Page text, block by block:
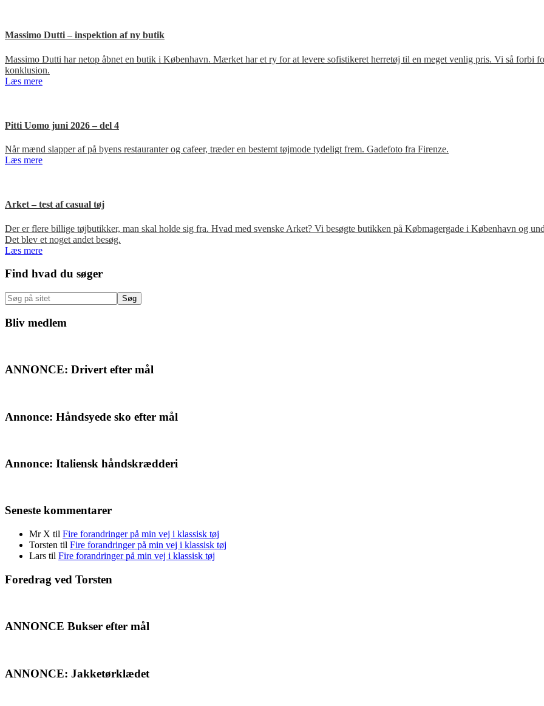
Massimo Dutti – inspektion af ny butik
Massimo Dutti har netop åbnet en butik i København. Mærket har et ry for at levere sofistikeret herretøj til en meget venlig pris. Vi så forbi
konklusion.
Læs mere
Pitti Uomo juni 2026 – del 4
Når mænd slapper af på byens restauranter og cafeer, træder en bestemt tøjmode tydeligt frem. Gadefoto fra Firenze.
Læs mere
Arket – test af casual tøj
Der er flere billige tøjbutikker, man skal holde sig fra. Hvad med svenske Arket? Vi besøgte butikken på Købmagergade i København og
Det blev et noget andet besøg.
Læs mere
Primær
Sidebar
Find hvad du søger
Søg
på
sitet
Bliv medlem
ANNONCE: Drivert efter mål
Annonce: Håndsyede sko efter mål
Annonce: Italiensk håndskrædderi
Seneste kommentarer
Mr X til Fire forandringer på min vej i klassisk tøj
Torsten til Fire forandringer på min vej i klassisk tøj
Lars til Fire forandringer på min vej i klassisk tøj
Foredrag ved Torsten
ANNONCE Bukser efter mål
ANNONCE: Jakketørklædet